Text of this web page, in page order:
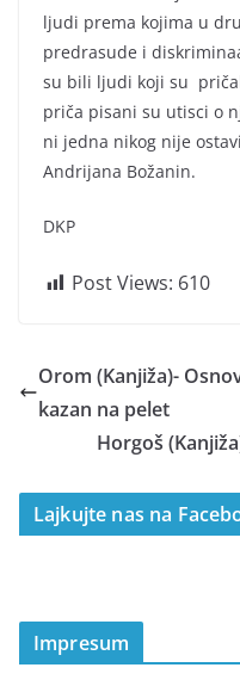
ljudi prema kojima u
predrasude i
su bili ljudi koji su
priča pisani su utisci o
ni jedna nikog nije
Andrijana Božanin.
DKP
Post Views: 610
Orom (Kanjiža)-
kazan na pelet
Horgoš
Lajkujte nas na
Impresum